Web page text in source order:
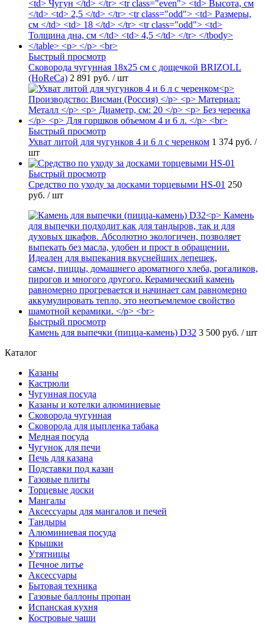
Быстрый просмотр
Сковорода чугунная 18х25 см с дощечкой BRIZOLL
(HoReCa) 2 891 руб. / шт
Быстрый просмотр
Ухват литой для чугунков 4 и 6 л с черенком 1 374 руб. /
шт
Быстрый просмотр
Средство по уходу за досками торцевыми HS-01 250
руб. / шт
Быстрый просмотр
Камень для выпечки (пицца-камень) D32 3 500 руб. / шт
Каталог
Казаны
Кастрюли
Чугунная посуда
Казаны и котелки алюминиевые
Сковорода чугунная
Сковорода для цыпленка табака
Медная посуда
Чугунок для печи
Печь для казана
Подставки под казан
Газовые плиты
Торцевые доски
Мангалы
Аксессуары для мангалов и печей
Тандыры
Алюминиевая посуда
Крышки
Утятницы
Печное литье
Аксессуары
Бытовая техника
Газовые баллоны пропан
Испанская кухня
Костровые чаши